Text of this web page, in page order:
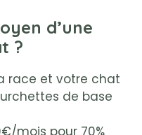
d’une
?
race et votre chat
de base
mois pour 70%